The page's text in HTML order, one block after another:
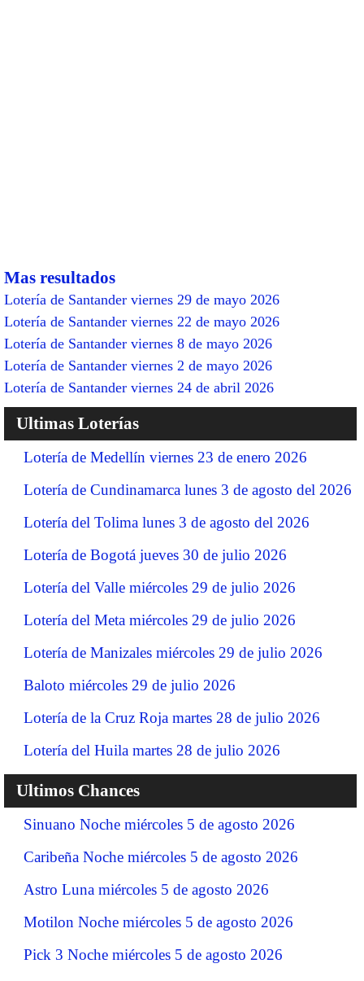
Mas resultados
Lotería de Santander viernes 29 de mayo 2026
Lotería de Santander viernes 22 de mayo 2026
Lotería de Santander viernes 8 de mayo 2026
Lotería de Santander viernes 2 de mayo 2026
Lotería de Santander viernes 24 de abril 2026
Ultimas Loterías
Lotería de Medellín viernes 23 de enero 2026
Lotería de Cundinamarca lunes 3 de agosto del 2026
Lotería del Tolima lunes 3 de agosto del 2026
Lotería de Bogotá jueves 30 de julio 2026
Lotería del Valle miércoles 29 de julio 2026
Lotería del Meta miércoles 29 de julio 2026
Lotería de Manizales miércoles 29 de julio 2026
Baloto miércoles 29 de julio 2026
Lotería de la Cruz Roja martes 28 de julio 2026
Lotería del Huila martes 28 de julio 2026
Ultimos Chances
Sinuano Noche miércoles 5 de agosto 2026
Caribeña Noche miércoles 5 de agosto 2026
Astro Luna miércoles 5 de agosto 2026
Motilon Noche miércoles 5 de agosto 2026
Pick 3 Noche miércoles 5 de agosto 2026